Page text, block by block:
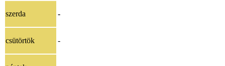
szerda -
csütörtök -